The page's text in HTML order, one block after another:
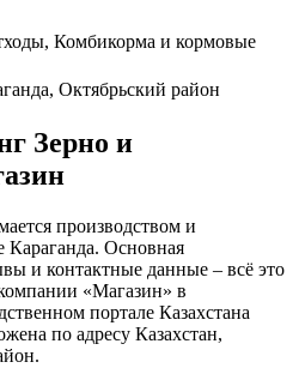
Комбикорма и кормовые
Октябрьский район
Зерно и
производством и
Караганда. Основная
и контактные данные – всё это
«Магазин» в
портале Казахстана
по адресу Казахстан,